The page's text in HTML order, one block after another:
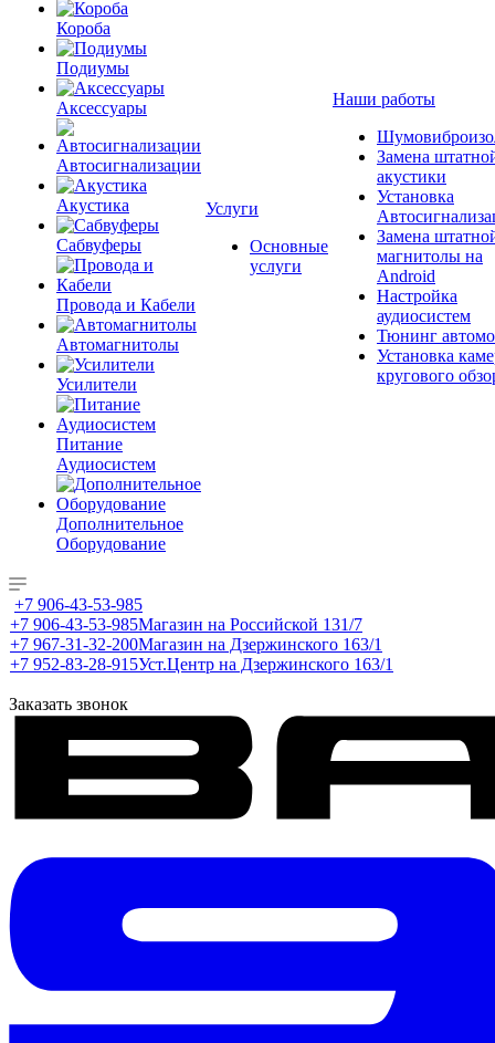
Короба
Подиумы
Аксессуары
Автосигнализации
Акустика
Сабвуферы
Провода и Кабели
Автомагнитолы
Усилители
Питание
Аудиосистем
Дополнительное
Оборудование
Услуги
Основные
услуги
Наши работы
Замена
акустики
Установка
Замена
магнитолы на
Android
Настройка
аудиосистем
Тюнинг
Установка
кругового
+7 906-43-53-985
+7 906-43-53-985Магазин на Российской 131/7
+7 967-31-32-200Магазин на Дзержинского 163/1
+7 952-83-28-915Уст.Центр на Дзержинского 163/1
Заказать звонок